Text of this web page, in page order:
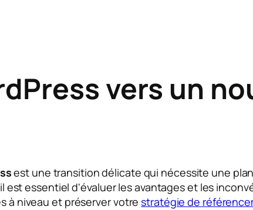
vers un
est une transition délicate qui nécessite une
est essentiel d'évaluer les avantages et les
à niveau et préserver votrestratégie de